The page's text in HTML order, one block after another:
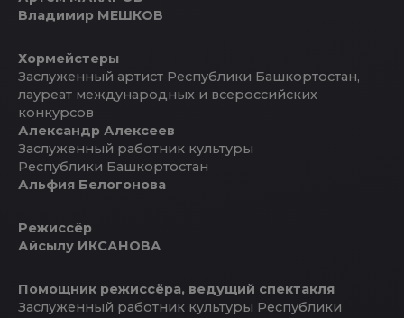
Владимир МЕШКОВ
Хормейстеры
Заслуженный артист Республики Башкортостан,
лауреат международных и всероссийских
конкурсов
Александр Алексеев
Заслуженный работник культуры
Республики Башкортостан
Альфия Белогонова
Режиссёр
Айсылу ИКСАНОВА
Помощник режиссёра, ведущий спектакля
Заслуженный работник культуры Республики